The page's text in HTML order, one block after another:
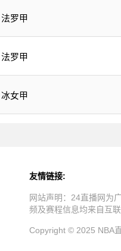
法罗甲
法罗甲
冰女甲
友情链接:
网站声明：24直播网为
频及赛程信息均来自互
Copyright © 2025 NBA